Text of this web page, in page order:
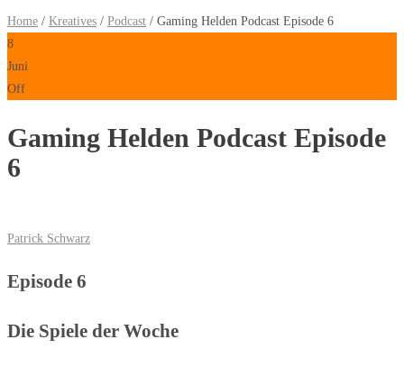
Home / Kreatives / Podcast / Gaming Helden Podcast Episode 6
8
Juni
Off
Gaming Helden Podcast Episode
6
Patrick Schwarz
Episode 6
Die Spiele der Woche